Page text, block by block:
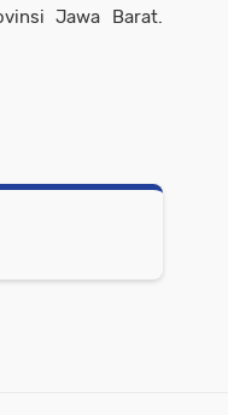
Jawa Barat.